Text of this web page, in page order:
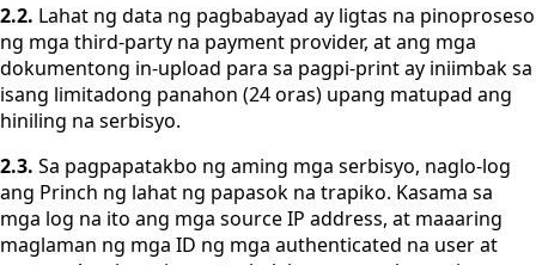
2.2. Lahat ng data ng pagbabayad ay ligtas na pinoproseso
ng mga third-party na payment provider, at ang mga
dokumentong in-upload para sa pagpi-print ay iniimbak sa
isang limitadong panahon (24 oras) upang matupad ang
hiniling na serbisyo.
2.3. Sa pagpapatakbo ng aming mga serbisyo, naglo-log
ang Princh ng lahat ng papasok na trapiko. Kasama sa
mga log na ito ang mga source IP address, at maaaring
maglaman ng mga ID ng mga authenticated na user at